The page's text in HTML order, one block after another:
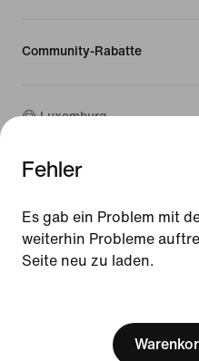
Update your location?
Luxemburg
Fehler
Es gab ein Problem mit
weiterhin Probleme
Seite neu zu laden.
Community-Rabatte
Luxemburg
© 2026Nike, Inc. Alle
Nutzungsbedingungen
Verkaufsbedingungen
Impressum